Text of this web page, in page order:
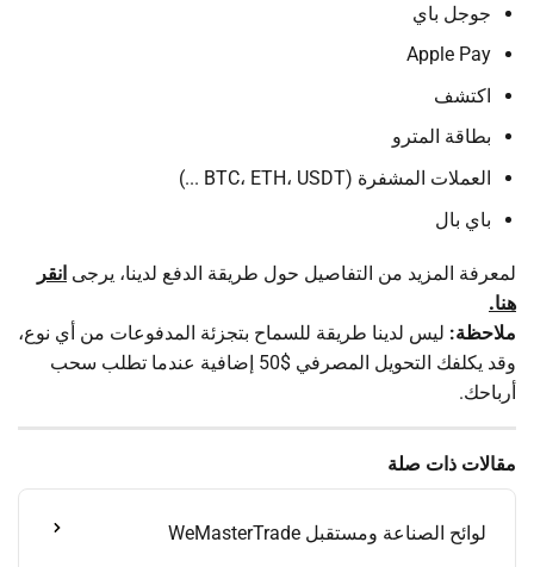
جوجل باي
Apple Pay
اكتشف
بطاقة المترو
العملات المشفرة (BTC، ETH، USDT ...)
باي بال
لمعرفة المزيد من التفاصيل حول طريقة الدفع لدينا، يرجى انقر
هنا.
ملاحظة: ليس لدينا طريقة للسماح بتجزئة المدفوعات من أي نوع،
وقد يكلفك التحويل المصرفي $50 إضافية عندما تطلب سحب
أرباحك.
مقالات ذات صلة
لوائح الصناعة ومستقبل WeMasterTrade